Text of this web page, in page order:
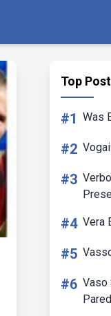
Top Post
#1 Was
#2
#3
#4 Vera
#5
#6 Vaso